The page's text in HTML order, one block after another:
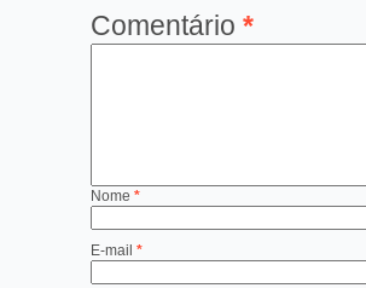
Comentário *
Nome *
E-mail *